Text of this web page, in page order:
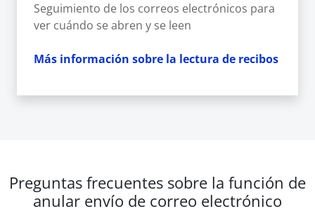
Seguimiento de los correos electrónicos para
ver cuándo se abren y se leen
Más información sobre la lectura de recibos
Preguntas frecuentes sobre la función de
anular envío de correo electrónico